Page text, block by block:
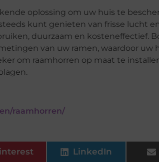
oplossing om uw huis te
kunt genieten van frisse lucht
duurzaam en kosteneffectief.
van uw ramen, waardoor uw
om raamhorren op maat te
raamhorren/
LinkedIn